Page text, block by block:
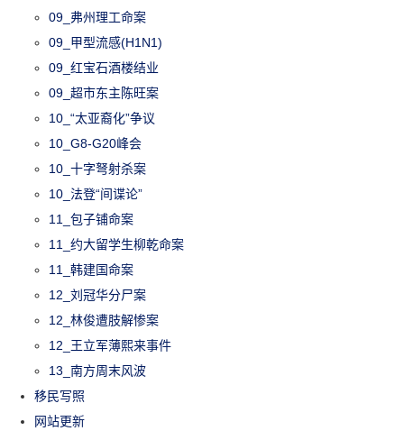
09_弗州理工命案
09_甲型流感(H1N1)
09_红宝石酒楼结业
09_超市东主陈旺案
10_“太亚裔化”争议
10_G8-G20峰会
10_十字弩射杀案
10_法登“间谍论”
11_包子铺命案
11_约大留学生柳乾命案
11_韩建国命案
12_刘冠华分尸案
12_林俊遭肢解惨案
12_王立军薄熙来事件
13_南方周末风波
移民写照
网站更新